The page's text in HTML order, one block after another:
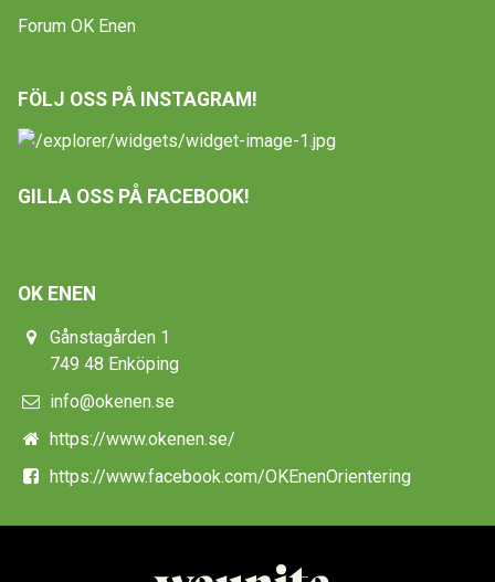
Forum OK Enen
FÖLJ OSS PÅ INSTAGRAM!
GILLA OSS PÅ FACEBOOK!
OK ENEN
Gånstagården 1
749 48 Enköping
info@okenen.se
https://www.okenen.se/
https://www.facebook.com/OKEnenOrientering